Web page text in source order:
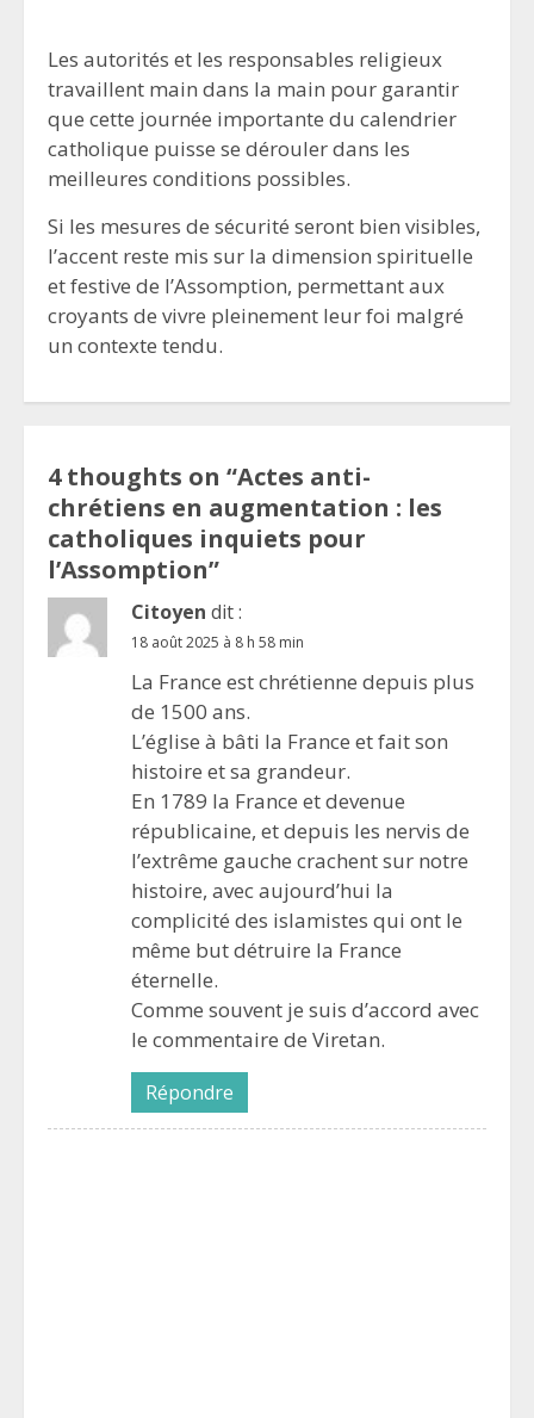
Les autorités et les responsables religieux
travaillent main dans la main pour garantir
que cette journée importante du calendrier
catholique puisse se dérouler dans les
meilleures conditions possibles.
Si les mesures de sécurité seront bien visibles,
l’accent reste mis sur la dimension spirituelle
et festive de l’Assomption, permettant aux
croyants de vivre pleinement leur foi malgré
un contexte tendu.
4 thoughts on “Actes anti-
chrétiens en augmentation : les
catholiques inquiets pour
l’Assomption”
Citoyen dit :
18 août 2025 à 8 h 58 min
La France est chrétienne depuis plus
de 1500 ans.
L’église à bâti la France et fait son
histoire et sa grandeur.
En 1789 la France et devenue
républicaine, et depuis les nervis de
l’extrême gauche crachent sur notre
histoire, avec aujourd’hui la
complicité des islamistes qui ont le
même but détruire la France
éternelle.
Comme souvent je suis d’accord avec
le commentaire de Viretan.
Répondre